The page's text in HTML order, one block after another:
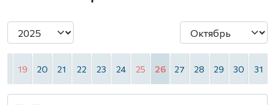
19 20 21 22 23 24 25 26 27 28 29 30 31